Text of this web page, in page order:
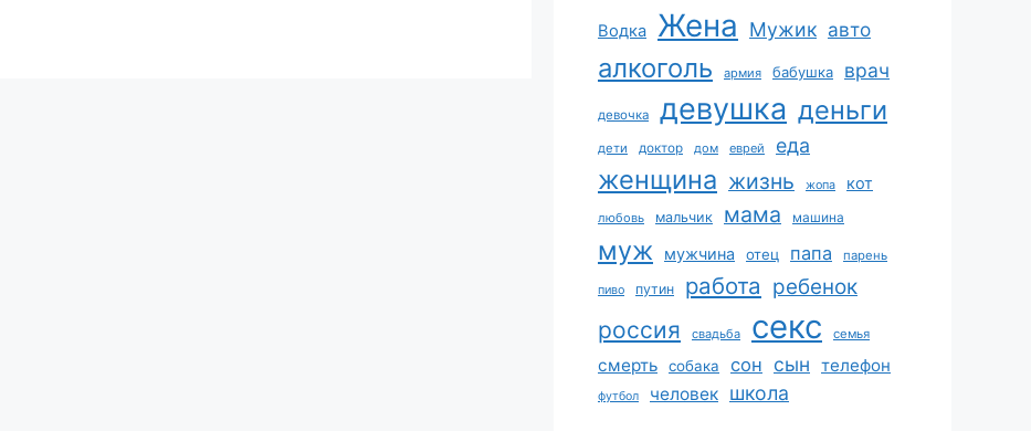
Водка Жена Мужик авто
алкоголь армия бабушка врач
девочка девушка деньги
дети доктор дом еврей еда
женщина жизнь жопа кот
любовь мальчик мама машина
муж мужчина отец папа парень
пиво путин работа ребенок
россия свадьба секс семья
смерть собака сон сын телефон
футбол человек школа